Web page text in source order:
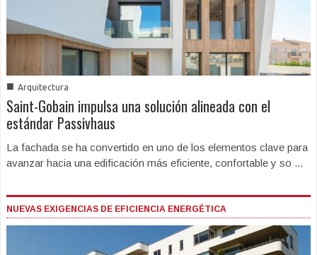
■ Arquitectura
Saint-Gobain impulsa una solución alineada con el
estándar Passivhaus
La fachada se ha convertido en uno de los elementos clave para
avanzar hacia una edificación más eficiente, confortable y so ...
NUEVAS EXIGENCIAS DE EFICIENCIA ENERGÉTICA